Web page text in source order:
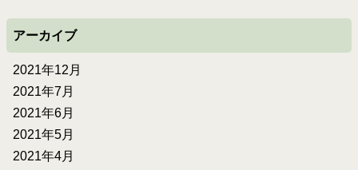
アーカイブ
2021年12月
2021年7月
2021年6月
2021年5月
2021年4月